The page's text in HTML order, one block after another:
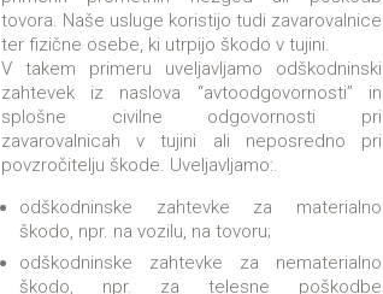
tovora. Naše usluge koristijo tudi zavarovalnice
ter fizične osebe, ki utrpijo škodo v tujini.
V takem primeru uveljavljamo odškodninski
zahtevek iz naslova “avtoodgovornosti” in
splošne civilne odgovornosti pri
zavarovalnicah v tujini ali neposredno pri
povzročitelju škode. Uveljavljamo:.
odškodninske zahtevke za materialno
škodo, npr. na vozilu, na tovoru;
odškodninske zahtevke za nematerialno
škodo, npr. za telesne poškodbe